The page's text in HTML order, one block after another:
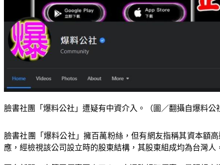
臉書社團「爆料公社」遭疑有中資介入。（圖／翻攝自爆料公
臉書社團「爆料公社」擁百萬粉絲，但有網友指稱其資本額
應，經檢視該公司設立時的股東結構，其股東組成均為台灣